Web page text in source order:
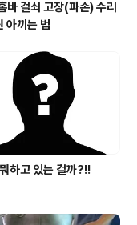
바 걸쇠 고장(파손) 수리
아끼는 법
하고 있는 걸까?!!